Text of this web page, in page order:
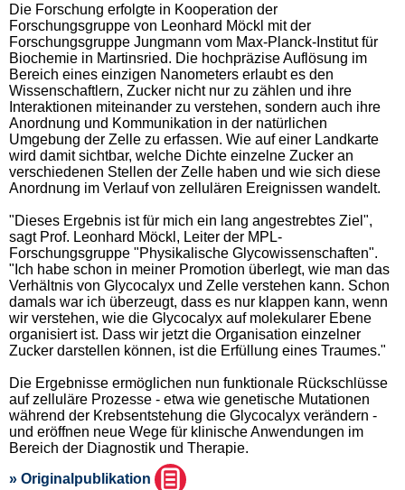
Die Forschung erfolgte in Kooperation der
Forschungsgruppe von Leonhard Möckl mit der
Forschungsgruppe Jungmann vom Max-Planck-Institut für
Biochemie in Martinsried. Die hochpräzise Auflösung im
Bereich eines einzigen Nanometers erlaubt es den
Wissenschaftlern, Zucker nicht nur zu zählen und ihre
Interaktionen miteinander zu verstehen, sondern auch ihre
Anordnung und Kommunikation in der natürlichen
Umgebung der Zelle zu erfassen. Wie auf einer Landkarte
wird damit sichtbar, welche Dichte einzelne Zucker an
verschiedenen Stellen der Zelle haben und wie sich diese
Anordnung im Verlauf von zellulären Ereignissen wandelt.
"Dieses Ergebnis ist für mich ein lang angestrebtes Ziel",
sagt Prof. Leonhard Möckl, Leiter der MPL-
Forschungsgruppe "Physikalische Glycowissenschaften".
"Ich habe schon in meiner Promotion überlegt, wie man das
Verhältnis von Glycocalyx und Zelle verstehen kann. Schon
damals war ich überzeugt, dass es nur klappen kann, wenn
wir verstehen, wie die Glycocalyx auf molekularer Ebene
organisiert ist. Dass wir jetzt die Organisation einzelner
Zucker darstellen können, ist die Erfüllung eines Traumes."
Die Ergebnisse ermöglichen nun funktionale Rückschlüsse
auf zelluläre Prozesse - etwa wie genetische Mutationen
während der Krebsentstehung die Glycocalyx verändern -
und eröffnen neue Wege für klinische Anwendungen im
Bereich der Diagnostik und Therapie.
» Originalpublikation